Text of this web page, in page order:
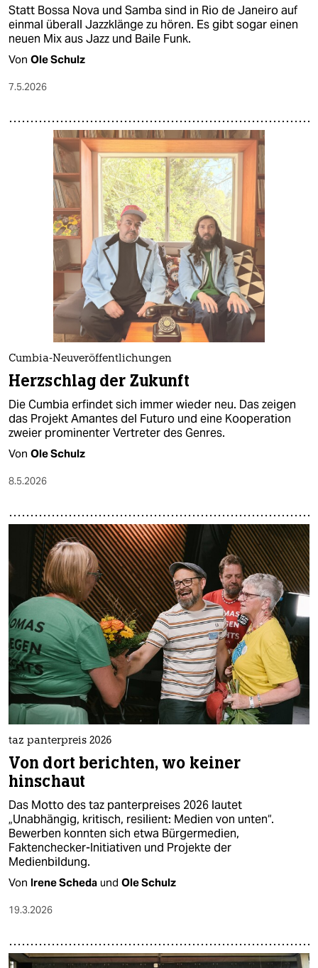
abo
genossenschaft
epaper login
Statt Bossa Nova und Samba sind in Rio de Janeiro auf
einmal überall Jazzklänge zu hören. Es gibt sogar einen
neuen Mix aus Jazz und Baile Funk.
Von Ole Schulz
7.5.2026
Cumbia-Neuveröffentlichungen
Herzschlag der Zukunft
Die Cumbia erfindet sich immer wieder neu. Das zeigen
das Projekt Amantes del Futuro und eine Kooperation
zweier prominenter Vertreter des Genres.
Von Ole Schulz
8.5.2026
taz panterpreis 2026
Von dort berichten, wo keiner
hinschaut
Das Motto des taz panterpreises 2026 lautet
„Unabhängig, kritisch, resilient: Medien von unten“.
Bewerben konnten sich etwa Bürgermedien,
Faktenchecker-Initiativen und Projekte der
Medienbildung.
Von Irene Scheda und Ole Schulz
19.3.2026